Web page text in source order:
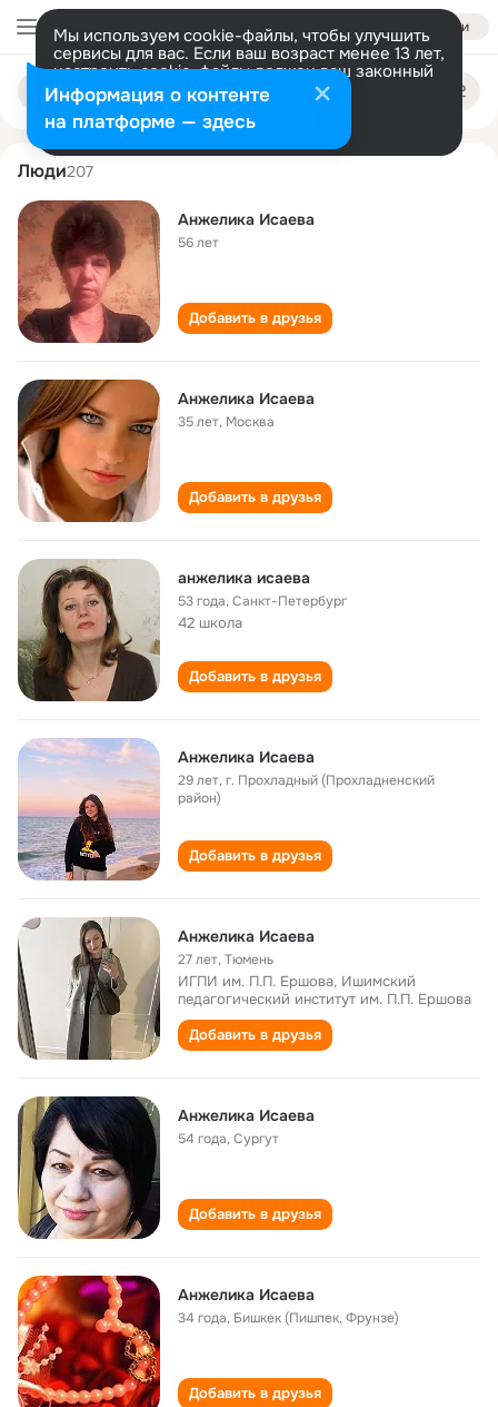
Войти
Мы используем cookie-файлы, чтобы улучшить
сервисы для вас. Если ваш возраст менее 13 лет,
настроить cookie-файлы должен ваш законный
представитель. Больше информации
Разрешить все Настроить
Поиск
людям
anzhelika isaeva
Люди207
Анжелика Исаева
56 лет
Добавить в друзья
Анжелика Исаева
35 лет, Москва
Добавить в друзья
анжелика исаева
53 года,Санкт-Петербург
42 школа
Добавить в друзья
Анжелика Исаева
29 лет,г. Прохладный (Прохладненский
район)
Добавить в друзья
Анжелика Исаева
27 лет,Тюмень
ИГПИ им. П.П. Ершова, Ишимский
педагогический институт им. П.П. Ершова
Добавить в друзья
Анжелика Исаева
54 года,Сургут
Добавить в друзья
Анжелика Исаева
34 года, Бишкек (Пишпек, Фрунзе)
Добавить в друзья
Информация о контенте
на платформе — здесь